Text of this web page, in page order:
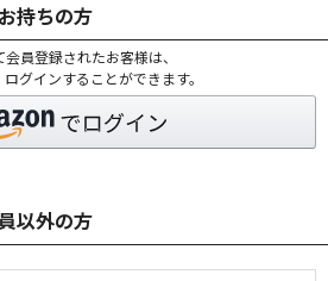
持ちの方
員登録されたお客様は、
グインすることができます。
以外の方